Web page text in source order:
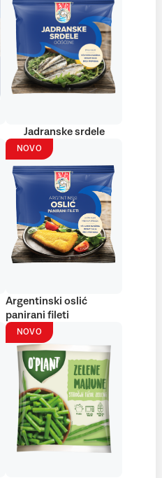
Jadranske srdele
NOVO
Argentinski oslić
panirani fileti
NOVO